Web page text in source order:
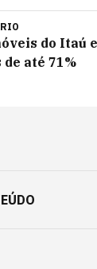
do Itaú
até 71%